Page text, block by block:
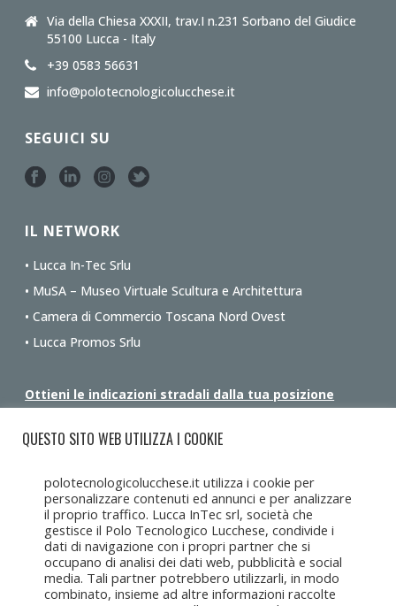
Via della Chiesa XXXII, trav.I n.231 Sorbano del Giudice
55100 Lucca - Italy
+39 0583 56631
info@polotecnologicolucchese.it
SEGUICI SU
IL NETWORK
• Lucca In-Tec Srlu
• MuSA – Museo Virtuale Scultura e Architettura
• Camera di Commercio Toscana Nord Ovest
• Lucca Promos Srlu
Ottieni le indicazioni stradali dalla tua posizione
QUESTO SITO WEB UTILIZZA I COOKIE
polotecnologicolucchese.it utilizza i cookie per
personalizzare contenuti ed annunci e per analizzare
il proprio traffico. Lucca InTec srl, società che
gestisce il Polo Tecnologico Lucchese, condivide i
dati di navigazione con i propri partner che si
occupano di analisi dei dati web, pubblicità e social
media. Tali partner potrebbero utilizzarli, in modo
combinato, insieme ad altre informazioni raccolte